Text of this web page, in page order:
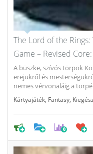
The Lord of the Rings:
Game – Revised
A büszke, szívós törpök
erejükről és
nemes vérvonaláig a
Kártyajáték Fantasy
0